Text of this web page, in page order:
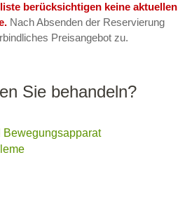
berücksichtigen keine aktuellen
Nach Absenden der Reservierung
Preisangebot zu.
Sie behandeln?